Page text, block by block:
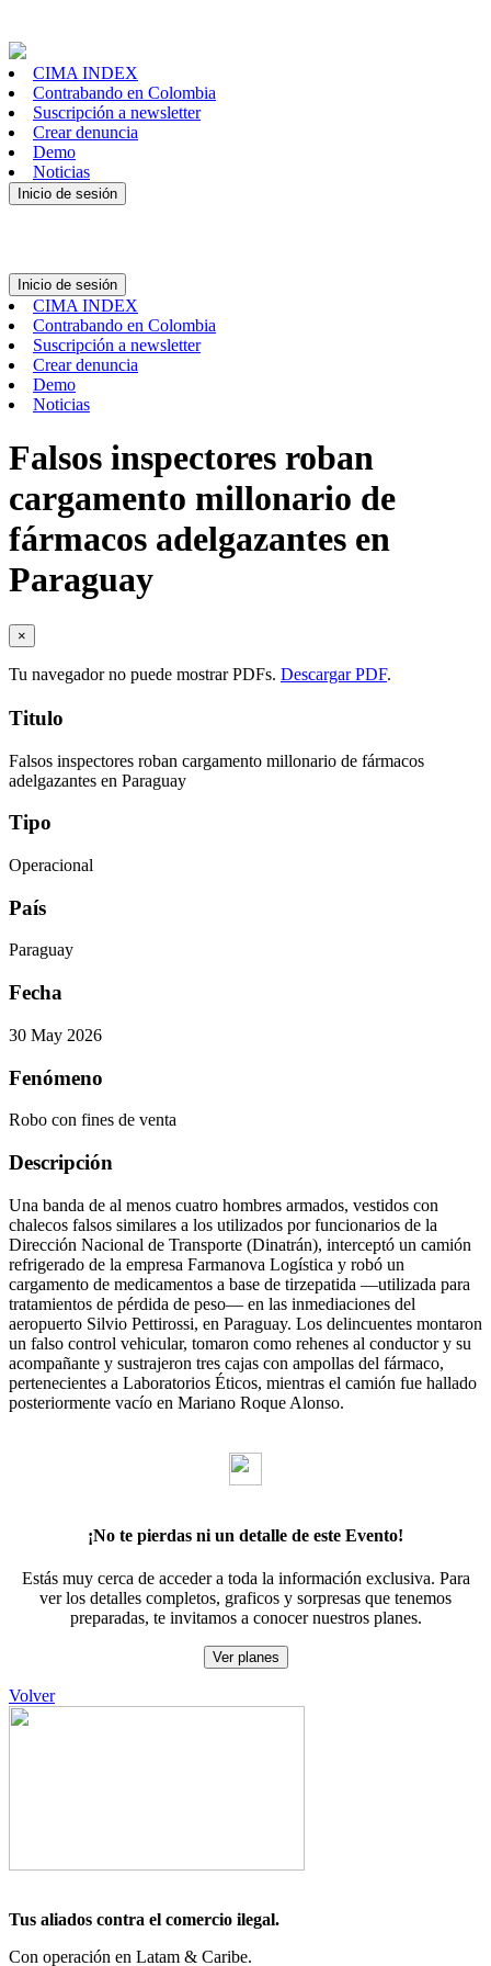
CIMA INDEX
Contrabando en Colombia
Suscripción a newsletter
Crear denuncia
Demo
Noticias
Inicio de sesión
Inicio de sesión
CIMA INDEX
Contrabando en Colombia
Suscripción a newsletter
Crear denuncia
Demo
Noticias
Falsos inspectores roban
cargamento millonario de
fármacos adelgazantes en
Paraguay
×
Tu navegador no puede mostrar PDFs. Descargar PDF.
Titulo
Falsos inspectores roban cargamento millonario de fármacos
adelgazantes en Paraguay
Tipo
Operacional
País
Paraguay
Fecha
30 May 2026
Fenómeno
Robo con fines de venta
Descripción
Una banda de al menos cuatro hombres armados, vestidos con
chalecos falsos similares a los utilizados por funcionarios de la
Dirección Nacional de Transporte (Dinatrán), interceptó un camión
refrigerado de la empresa Farmanova Logística y robó un
cargamento de medicamentos a base de tirzepatida —utilizada para
tratamientos de pérdida de peso— en las inmediaciones del
aeropuerto Silvio Pettirossi, en Paraguay. Los delincuentes montaron
un falso control vehicular, tomaron como rehenes al conductor y su
acompañante y sustrajeron tres cajas con ampollas del fármaco,
pertenecientes a Laboratorios Éticos, mientras el camión fue hallado
posteriormente vacío en Mariano Roque Alonso.
¡No te pierdas ni un detalle de este Evento!
Estás muy cerca de acceder a toda la información exclusiva. Para
ver los detalles completos, graficos y sorpresas que tenemos
preparadas, te invitamos a conocer nuestros planes.
Ver planes
Volver
Tus aliados contra el comercio ilegal.
Con operación en Latam & Caribe.